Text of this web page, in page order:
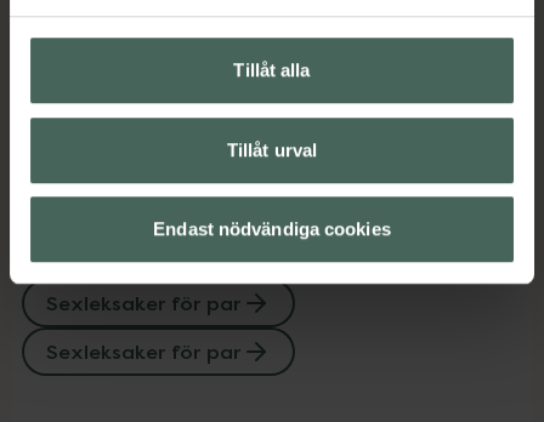
Tillåt alla
Tillåt urval
Endast nödvändiga cookies
Upptäck flera produkter inom
Sex och lust
Sexleksaker
Sexleksaker för män
Sexleksaker för par
Sexleksaker för par